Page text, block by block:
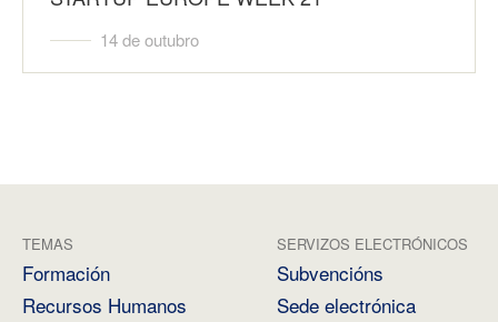
14 de outubro
TEMAS
Formación
Recursos Humanos
SERVIZOS ELECTRÓNICOS
Subvencións
Sede electrónica